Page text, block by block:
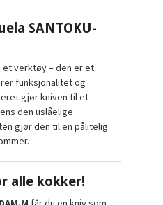
SANTOKU-
et verktøy – den er et
funksjonalitet og
gjør kniven til et
den uslåelige
gjør den til en pålitelig
alle kokker!